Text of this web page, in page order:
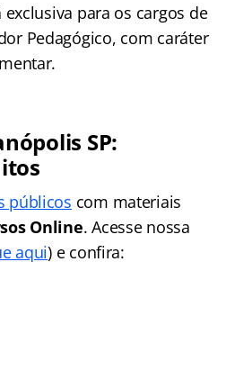
para os cargos de
Pedagógico, com caráter
SP:
públicos com materiais
Online. Acesse nossa
aqui) e confira: